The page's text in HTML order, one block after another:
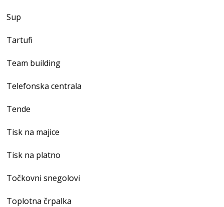
Sup
Tartufi
Team building
Telefonska centrala
Tende
Tisk na majice
Tisk na platno
Točkovni snegolovi
Toplotna črpalka